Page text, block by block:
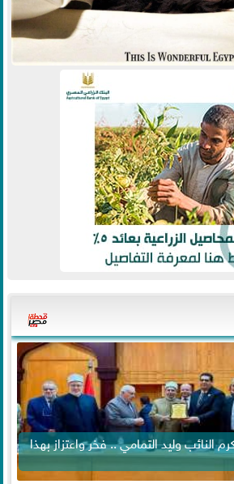
النائب وليد التمامي .. فخر واعتزاز بهذا